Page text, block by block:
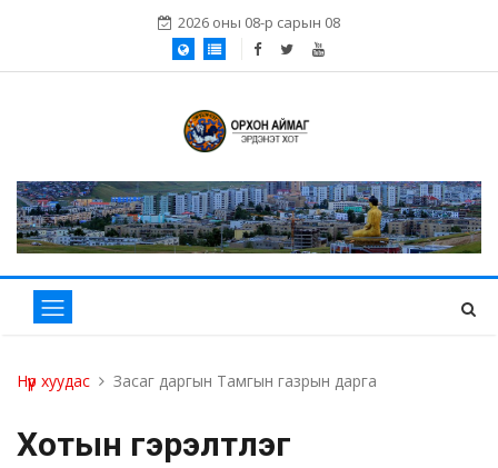
2026 оны 08-р сарын 08
Нүүр хуудас Засаг даргын Тамгын газрын дарга
Хотын гэрэлтүүлэг